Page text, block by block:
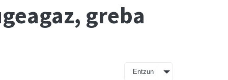
greba
Entzun